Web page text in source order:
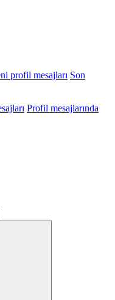
profil mesajları Son
Profil mesajlarında